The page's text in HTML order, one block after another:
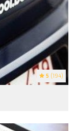
5 (194)